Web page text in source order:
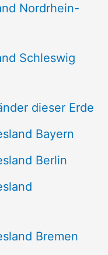
Nordrhein-
Schleswig
dieser Erde
Bayern
Berlin
Bremen